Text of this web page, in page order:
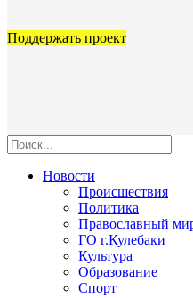
Поддержать проект
Новости
Происшествия
Политика
Православный
ГО г.Кулебаки
Культура
Образование
Спорт